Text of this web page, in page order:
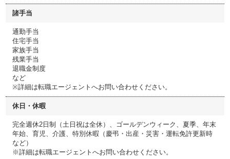
諸手当
通勤手当
住宅手当
家族手当
残業手当
退職金制度
など
※詳細は転職エージェントへお問い合わせください。
休日・休暇
完全週休2日制（土日祝は全休）、ゴールデンウィーク、夏季、年末
年始、育児、介護、特別休暇（慶弔・出産・災害・運転免許更新時
など）
※詳細は転職エージェントへお問い合わせください。